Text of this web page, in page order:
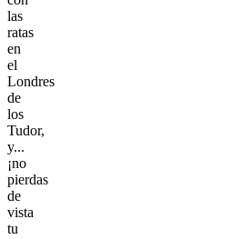
las
ratas
en
el
Londres
de
los
Tudor,
y...
¡no
pierdas
de
vista
tu